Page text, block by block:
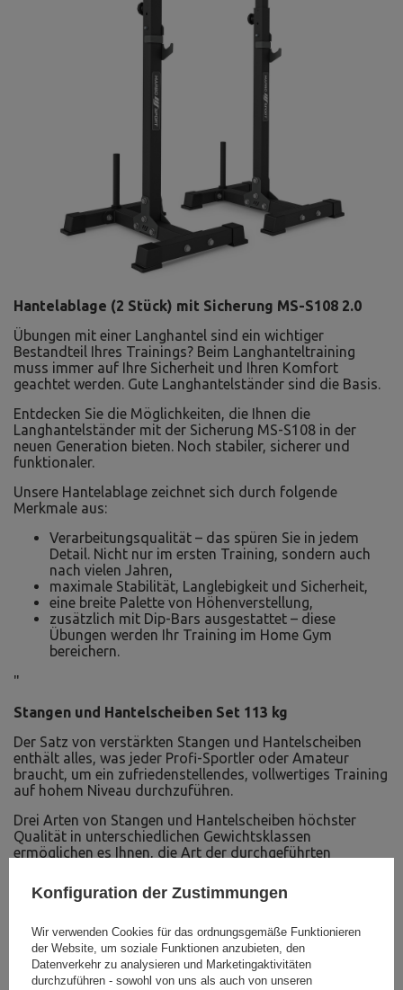
Hantelablage (2 Stück) mit Sicherung MS-S108 2.0
Übungen mit einer Langhantel sind ein wichtiger
Bestandteil Ihres Trainings? Beim Langhanteltraining
muss immer auf Ihre Sicherheit und Ihren Komfort
geachtet werden. Gute Langhantelständer sind die Basis.
Entdecken Sie die Möglichkeiten, die Ihnen die
Langhantelständer mit der Sicherung MS-S108 in der
neuen Generation bieten. Noch stabiler, sicherer und
funktionaler.
Unsere Hantelablage zeichnet sich durch folgende
Merkmale aus:
Verarbeitungsqualität – das spüren Sie in jedem
Detail. Nicht nur im ersten Training, sondern auch
nach vielen Jahren,
maximale Stabilität, Langlebigkeit und Sicherheit,
eine breite Palette von Höhenverstellung,
zusätzlich mit Dip-Bars ausgestattet – diese
Übungen werden Ihr Training im Home Gym
bereichern.
"
Stangen und Hantelscheiben Set 113 kg
Der Satz von verstärkten Stangen und Hantelscheiben
enthält alles, was jeder Profi-Sportler oder Amateur
braucht, um ein zufriedenstellendes, vollwertiges Training
auf hohem Niveau durchzuführen.
Drei Arten von Stangen und Hantelscheiben höchster
Qualität in unterschiedlichen Gewichtsklassen
ermöglichen es Ihnen, die Art der durchgeführten
anzupassen.
Konfiguration der Zustimmungen
Wir verwenden Cookies für das ordnungsgemäße Funktionieren
der Website, um soziale Funktionen anzubieten, den
Datenverkehr zu analysieren und Marketingaktivitäten
durchzuführen - sowohl von uns als auch von unseren